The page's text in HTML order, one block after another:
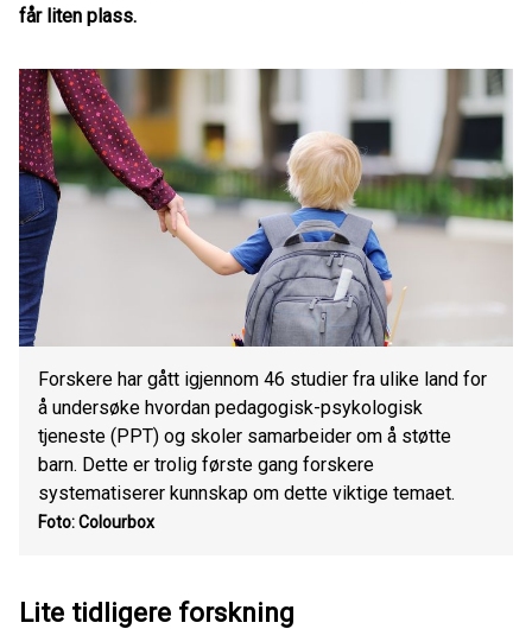
får liten plass.
Forskere har gått igjennom 46 studier fra ulike land for
å undersøke hvordan pedagogisk-psykologisk
tjeneste (PPT) og skoler samarbeider om å støtte
barn. Dette er trolig første gang forskere
systematiserer kunnskap om dette viktige temaet.
Foto: Colourbox
Lite tidligere forskning